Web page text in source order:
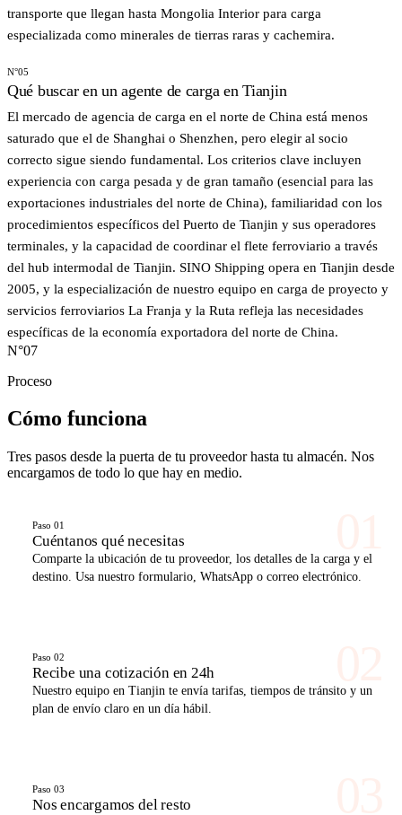
transporte que llegan hasta Mongolia Interior para carga
especializada como minerales de tierras raras y cachemira.
N°05
Qué buscar en un agente de carga en Tianjin
El mercado de agencia de carga en el norte de China está menos
saturado que el de Shanghai o Shenzhen, pero elegir al socio
correcto sigue siendo fundamental. Los criterios clave incluyen
experiencia con carga pesada y de gran tamaño (esencial para las
exportaciones industriales del norte de China), familiaridad con los
procedimientos específicos del Puerto de Tianjin y sus operadores
terminales, y la capacidad de coordinar el flete ferroviario a través
del hub intermodal de Tianjin. SINO Shipping opera en Tianjin desde
2005, y la especialización de nuestro equipo en carga de proyecto y
servicios ferroviarios La Franja y la Ruta refleja las necesidades
específicas de la economía exportadora del norte de China.
N°07
Proceso
Cómo funciona
Tres pasos desde la puerta de tu proveedor hasta tu almacén. Nos
encargamos de todo lo que hay en medio.
Paso 01
Cuéntanos qué necesitas
Comparte la ubicación de tu proveedor, los detalles de la carga y el
destino. Usa nuestro formulario, WhatsApp o correo electrónico.
Paso 02
Recibe una cotización en 24h
Nuestro equipo en Tianjin te envía tarifas, tiempos de tránsito y un
plan de envío claro en un día hábil.
Paso 03
Nos encargamos del resto